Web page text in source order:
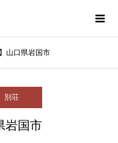
】山口県岩国市
別荘
岩国市